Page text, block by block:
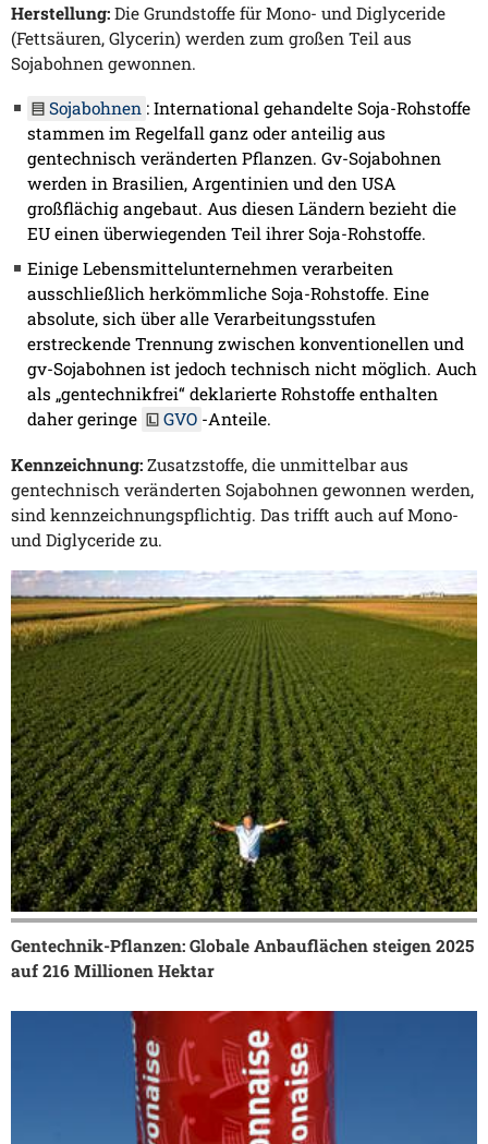
Herstellung: Die Grundstoffe für Mono- und Diglyceride
(Fettsäuren, Glycerin) werden zum großen Teil aus
Sojabohnen gewonnen.
Sojabohnen : International gehandelte Soja-Rohstoffe
stammen im Regelfall ganz oder anteilig aus
gentechnisch veränderten Pflanzen. Gv-Sojabohnen
werden in Brasilien, Argentinien und den USA
großflächig angebaut. Aus diesen Ländern bezieht die
EU einen überwiegenden Teil ihrer Soja-Rohstoffe.
Einige Lebensmittelunternehmen verarbeiten
ausschließlich herkömmliche Soja-Rohstoffe. Eine
absolute, sich über alle Verarbeitungsstufen
erstreckende Trennung zwischen konventionellen und
gv-Sojabohnen ist jedoch technisch nicht möglich. Auch
als „gentechnikfrei“ deklarierte Rohstoffe enthalten
daher geringe
GVO -Anteile.
Kennzeichnung: Zusatzstoffe, die unmittelbar aus
gentechnisch veränderten Sojabohnen gewonnen werden,
sind kennzeichnungspflichtig. Das trifft auch auf Mono-
und Diglyceride zu.
Gentechnik-Pflanzen: Globale Anbauflächen steigen 2025
auf 216 Millionen Hektar